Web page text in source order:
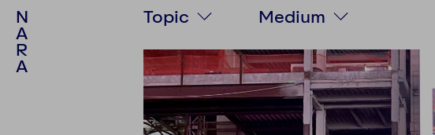
N
A
R
A
Topic
Society
Politics
Culture
Psychology
Medium
Text
Podcast
Video
Photo story